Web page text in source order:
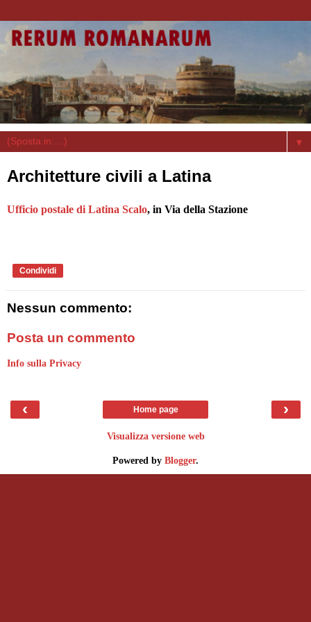
▼
Architetture civili a Latina
Ufficio postale di Latina Scalo, in Via della Stazione
Condividi
Nessun commento:
Posta un commento
Info sulla Privacy
‹ ›
Home page
Visualizza versione web
Powered by Blogger.